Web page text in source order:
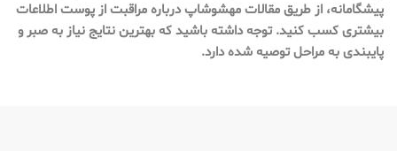
پیشگامانه، از طریق مقالات مهشوشاپ درباره مراقبت از پوست اطلاعات
بیشتری کسب کنید. توجه داشته باشید که بهترین نتایج نیاز به صبر و
پایبندی به مراحل توصیه شده دارد.